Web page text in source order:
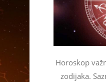
Horoskop
zodijaka.